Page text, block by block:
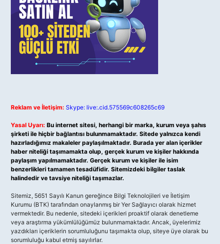
Reklam ve İletişim: Skype: live:.cid.575569c608265c69
Yasal Uyarı: Bu internet sitesi, herhangi bir marka, kurum veya şahıs
şirketi ile hiçbir bağlantısı bulunmamaktadır. Sitede yalnızca kendi
hazırladığımız makaleler paylaşılmaktadır. Burada yer alan içerikler
haber niteliği taşımamakta olup, gerçek kurum ve kişiler hakkında
paylaşım yapılmamaktadır. Gerçek kurum ve kişiler ile isim
benzerlikleri tamamen tesadüfidir. Sitemizdeki bilgiler taslak
halindedir ve tavsiye niteliği taşımazlar.
Sitemiz, 5651 Sayılı Kanun gereğince Bilgi Teknolojileri ve İletişim
Kurumu (BTK) tarafından onaylanmış bir Yer Sağlayıcı olarak hizmet
vermektedir. Bu nedenle, sitedeki içerikleri proaktif olarak denetleme
veya araştırma yükümlülüğümüz bulunmamaktadır. Ancak, üyelerimiz
yazdıkları içeriklerin sorumluluğunu taşımakta olup, siteye üye olarak bu
sorumluluğu kabul etmiş sayılırlar.